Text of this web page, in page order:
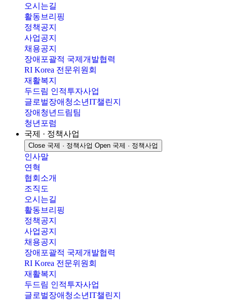
오시는길
활동브리핑
정책공지
사업공지
채용공지
장애포괄적 국제개발협력
RI Korea 전문위원회
재활복지
두드림 인적투자사업
글로벌장애청소년IT챌린지
장애청년드림팀
청년포럼
국제 · 정책사업
Close 국제 · 정책사업 Open 국제 · 정책사업
인사말
연혁
협회소개
조직도
오시는길
활동브리핑
정책공지
사업공지
채용공지
장애포괄적 국제개발협력
RI Korea 전문위원회
재활복지
두드림 인적투자사업
글로벌장애청소년IT챌린지